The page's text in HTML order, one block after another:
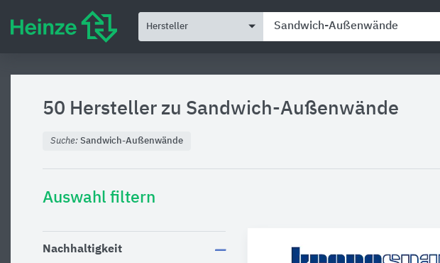
Hersteller
50 Hersteller zu Sandwich-Außenwände
Suche: Sandwich-Außenwände
Auswahl filtern
Nachhaltigkeit